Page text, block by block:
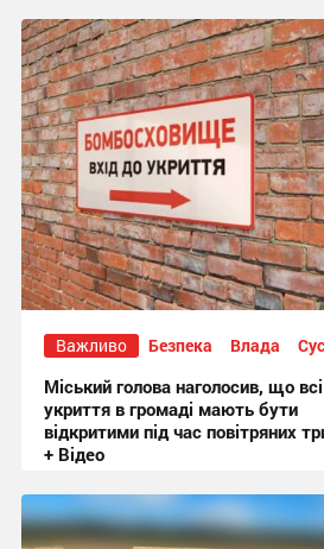
15:36, 7.08.2026
Важливо Безпека Влада
Міський голова наголосив, що всі
укриття в громаді мають бути
відкритими під час повітряних
+ Відео
20:50, 3.08.2026